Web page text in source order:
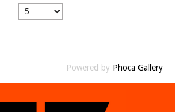
Powered by Phoca Gallery